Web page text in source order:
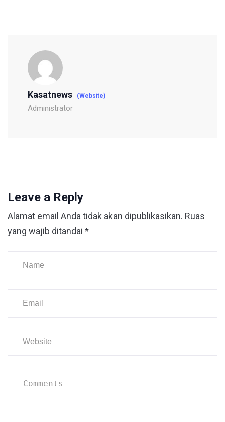
Kasatnews (Website)
Administrator
Leave a Reply
Alamat email Anda tidak akan dipublikasikan. Ruas
yang wajib ditandai *